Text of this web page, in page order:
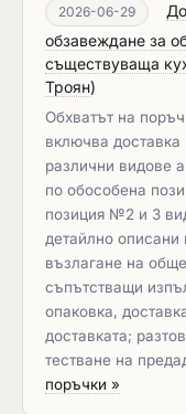
2026-06-29
обзавеждане за
съществуваща
Троян)
Обхватът на
включва
различни видове
по обособена
позиция №2 и 3
детайлно описани
възлагане на
съпътстващи
опаковка,
доставката;
тестване на
поръчки »